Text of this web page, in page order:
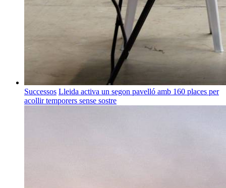
Successos Lleida activa un segon pavelló amb 160 places per
acollir temporers sense sostre